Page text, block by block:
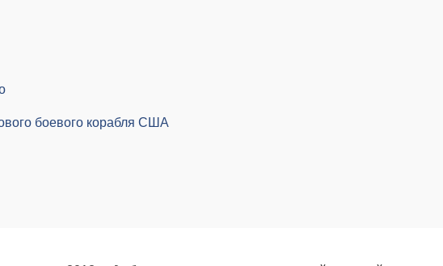
боевого корабля США